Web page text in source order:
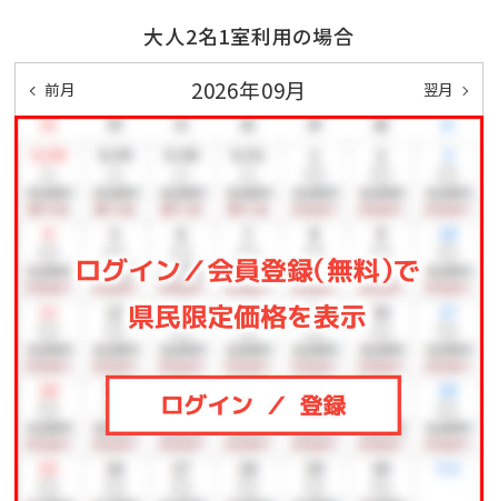
■砂むし行無料送迎バス 15時半~18時 30分間隔運
行
ホテルから砂むし会館砂楽まで無料送迎バスがござい
ます。
デトックス効果の高い砂むし温泉は、全身美容のために
若い女性の利用も多く、外国人には和風サウナとしても
好評を得ています。
■2Fロビーではコーヒーサービスやデトックスウォータ
ーをご用意。
■アフターディナーラウンジ。不定期開催無料 20時～
21時
お休み前に温かいお飲み物をご用意してお待ちしており
大人2名1室利用の場合
前月 2026年09月 翌月